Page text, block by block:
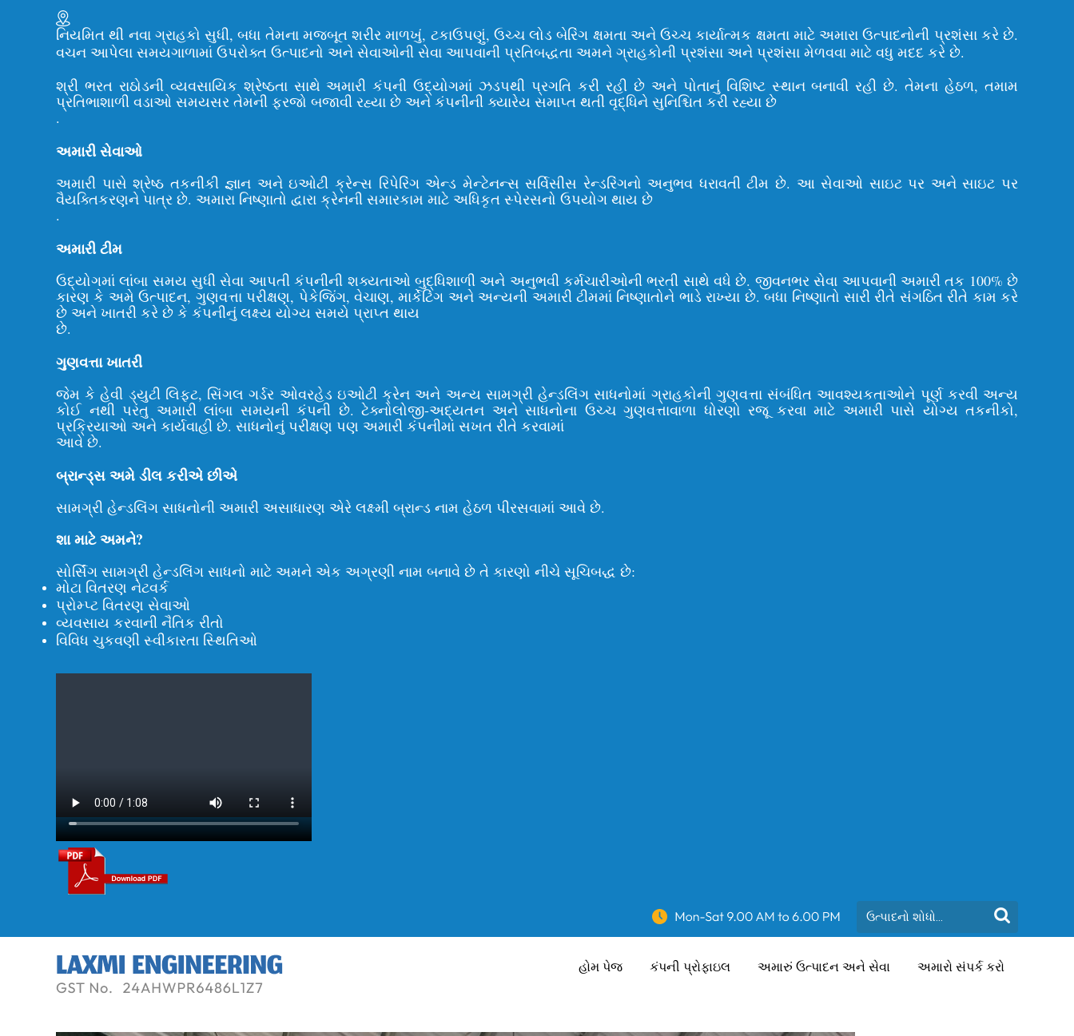
નિયમિત થી નવા ગ્રાહકો સુધી, બધા તેમના મજબૂત શરીર માળખું, ટકાઉપણું, ઉચ્ચ લોડ બેરિંગ ક્ષમતા અને ઉચ્ચ કાર્યાત્મક ક્ષમતા માટે અમારા ઉત્પાદનોની પ્રશંસા કરે છે.
વચન આપેલા સમયગાળામાં ઉપરોક્ત ઉત્પાદનો અને સેવાઓની સેવા આપવાની પ્રતિબદ્ધતા અમને ગ્રાહકોની પ્રશંસા અને પ્રશંસા મેળવવા માટે વધુ મદદ કરે છે.
શ્રી ભરત રાઠોડની વ્યવસાયિક શ્રેષ્ઠતા સાથે અમારી કંપની ઉદ્યોગમાં ઝડપથી પ્રગતિ કરી રહી છે અને પોતાનું વિશિષ્ટ સ્થાન બનાવી રહી છે. તેમના હેઠળ, તમામ
પ્રતિભાશાળી વડાઓ સમયસર તેમની ફરજો બજાવી રહ્યા છે અને કંપનીની ક્યારેય સમાપ્ત થતી વૃદ્ધિને સુનિશ્ચિત કરી રહ્યા છે
.
અમારી સેવાઓ
અમારી પાસે શ્રેષ્ઠ તકનીકી જ્ઞાન અને ઇઓટી ક્રેન્સ રિપેરિંગ એન્ડ મેન્ટેનન્સ સર્વિસીસ રેન્ડરિંગનો અનુભવ ધરાવતી ટીમ છે. આ સેવાઓ સાઇટ પર અને સાઇટ પર
વૈયક્તિકરણને પાત્ર છે. અમારા નિષ્ણાતો દ્વારા ક્રેનની સમારકામ માટે અધિકૃત સ્પેરસનો ઉપયોગ થાય છે
.
અમારી ટીમ
ઉદ્યોગમાં લાંબા સમય સુધી સેવા આપતી કંપનીની શક્યતાઓ બુદ્ધિશાળી અને અનુભવી કર્મચારીઓની ભરતી સાથે વધે છે. જીવનભર સેવા આપવાની અમારી તક 100% છે
કારણ કે અમે ઉત્પાદન, ગુણવત્તા પરીક્ષણ, પેકેજિંગ, વેચાણ, માર્કેટિંગ અને અન્યની અમારી ટીમમાં નિષ્ણાતોને ભાડે રાખ્યા છે. બધા નિષ્ણાતો સારી રીતે સંગઠિત રીતે કામ કરે
છે અને ખાતરી કરે છે કે કંપનીનું લક્ષ્ય યોગ્ય સમયે પ્રાપ્ત થાય
છે.
ગુણવત્તા ખાતરી
જેમ કે હેવી ડ્યુટી લિફ્ટ, સિંગલ ગર્ડર ઓવરહેડ ઇઓટી ક્રેન અને અન્ય સામગ્રી હેન્ડલિંગ સાધનોમાં ગ્રાહકોની ગુણવત્તા સંબંધિત આવશ્યકતાઓને પૂર્ણ કરવી અન્ય
કોઈ નથી પરંતુ અમારી લાંબા સમયની કંપની છે. ટેક્નોલોજી-અદ્યતન અને સાધનોના ઉચ્ચ ગુણવત્તાવાળા ધોરણો રજૂ કરવા માટે અમારી પાસે યોગ્ય તકનીકો,
પ્રક્રિયાઓ અને કાર્યવાહી છે. સાધનોનું પરીક્ષણ પણ અમારી કંપનીમાં સખત રીતે કરવામાં
આવે છે.
બ્રાન્ડ્સ અમે ડીલ કરીએ છીએ
સામગ્રી હેન્ડલિંગ સાધનોની અમારી અસાધારણ એરે લક્ષ્મી બ્રાન્ડ નામ હેઠળ પીરસવામાં આવે છે.
શા માટે અમને?
સોર્સિંગ સામગ્રી હેન્ડલિંગ સાધનો માટે અમને એક અગ્રણી નામ બનાવે છે તે કારણો નીચે સૂચિબદ્ધ છે:
મોટા વિતરણ નેટવર્ક
પ્રોમ્પ્ટ વિતરણ સેવાઓ
વ્યવસાય કરવાની નૈતિક રીતો
વિવિધ ચુકવણી સ્વીકારતા સ્થિતિઓ
હોમ પેજ કંપની પ્રોફાઇલ અમારું ઉત્પાદન અને સેવા અમારો સંપર્ક કરો